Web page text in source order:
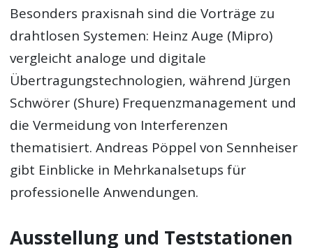
Besonders praxisnah sind die Vorträge zu
drahtlosen Systemen: Heinz Auge (Mipro)
vergleicht analoge und digitale
Übertragungstechnologien, während Jürgen
Schwörer (Shure) Frequenzmanagement und
die Vermeidung von Interferenzen
thematisiert. Andreas Pöppel von Sennheiser
gibt Einblicke in Mehrkanalsetups für
professionelle Anwendungen.
Ausstellung und Teststationen